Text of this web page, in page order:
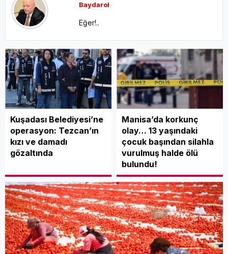
Baydarol
Eğer!..
Prof. İrfan
Palalı
Trump’ı
seviyorum
Seniye Nazik Işık
çalamayacaklar
Özgün Utku
Aklım fikrim
Kuşadası Belediyesi’ne
operasyon: Tezcan’ın
kızı ve damadı
gözaltında
Manisa’da korkunç
olay… 13 yaşındaki
çocuk başından silahla
vurulmuş halde ölü
bulundu!